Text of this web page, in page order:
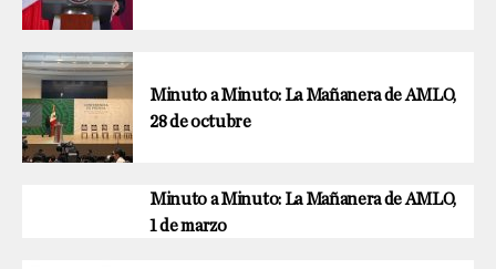
Minuto a Minuto: La Mañanera de AMLO,
28 de octubre
Minuto a Minuto: La Mañanera de AMLO,
1 de marzo